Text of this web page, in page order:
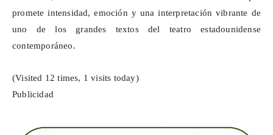
promete intensidad, emoción y una interpretación vibrante de
uno de los grandes textos del teatro estadounidense
contemporáneo.
(Visited 12 times, 1 visits today)
Publicidad